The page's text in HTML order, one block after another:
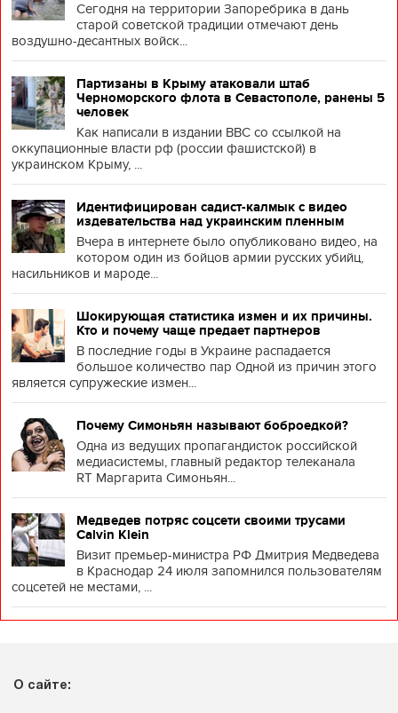
Сегодня на территории Запоребрика в дань
старой советской традиции отмечают день
воздушно-десантных войск...
Партизаны в Крыму атаковали штаб
Черноморского флота в Севастополе, ранены 5
человек
Как написали в издании BBC со ссылкой на
оккупационные власти рф (россии фашистской) в
украинском Крыму, ...
Идентифицирован садист-калмык с видео
издевательства над украинским пленным
Вчера в интернете было опубликовано видео, на
котором один из бойцов армии русских убийц,
насильников и мароде...
Шокирующая статистика измен и их причины.
Кто и почему чаще предает партнеров
В последние годы в Украине распадается
большое количество пар Одной из причин этого
является супружеские измен...
Почему Симоньян называют боброедкой?
Одна из ведущих пропагандисток российской
медиасистемы, главный редактор телеканала
RT Маргарита Симоньян...
Медведев потряс соцсети своими трусами
Calvin Klein
Визит премьер-министра РФ Дмитрия Медведева
в Краснодар 24 июля запомнился пользователям
соцсетей не местами, ...
О сайте: